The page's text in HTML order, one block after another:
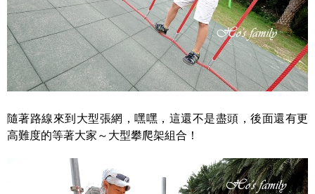
隨著路線來到大型張網，嘿嘿，這還不是盡頭，後面還有更
高難度的等著大家～大型攀爬架組合！